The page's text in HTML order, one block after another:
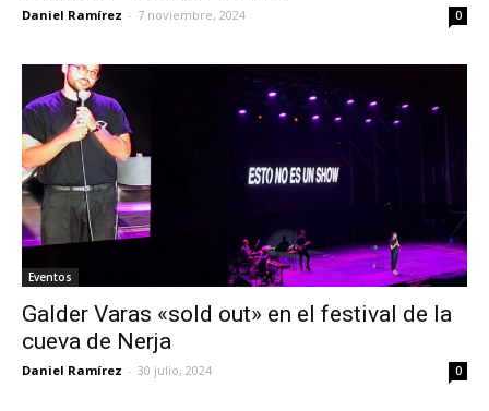
Daniel Ramírez - 7 noviembre, 2024 0
Eventos
Galder Varas «sold out» en el festival de la
cueva de Nerja
Daniel Ramírez - 30 julio, 2024 0